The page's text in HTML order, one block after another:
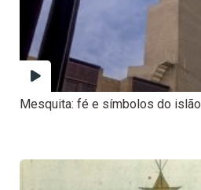
Mesquita: fé e símbolos do islão